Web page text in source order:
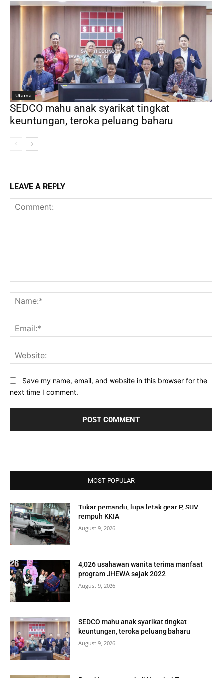
Utama
SEDCO mahu anak syarikat tingkat
keuntungan, teroka peluang baharu
LEAVE A REPLY
Save my name, email, and website in this browser for the
next time I comment.
MOST POPULAR
Tukar pemandu, lupa letak gear P, SUV
rempuh KKIA
August 9, 2026
4,026 usahawan wanita terima manfaat
program JHEWA sejak 2022
August 9, 2026
SEDCO mahu anak syarikat tingkat
keuntungan, teroka peluang baharu
August 9, 2026